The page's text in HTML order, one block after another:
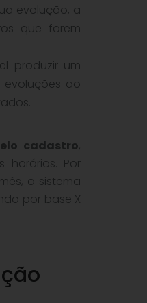
evolução, a
que forem
produzir um
ao
cadastro,
horários. Por
, o sistema
por base X